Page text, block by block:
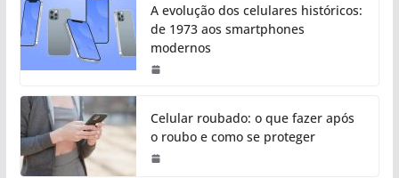
A evolução dos celulares históricos:
de 1973 aos smartphones
modernos
Celular roubado: o que fazer após
o roubo e como se proteger